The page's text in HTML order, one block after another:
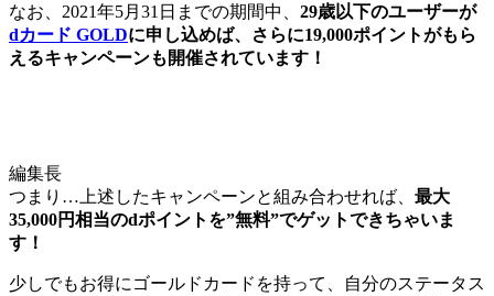
なお、2021年5月31日までの期間中、 29歳以下のユーザーが
dカード GOLDに申し込めば、さらに19,000ポイントがもら
えるキャンペーンも開催されています！
編集長
つまり…上述したキャンペーンと組み合わせれば、 最大
35,000円相当のdポイントを”無料”でゲットできちゃいま
す！
少しでもお得にゴールドカードを持って、自分のステータス